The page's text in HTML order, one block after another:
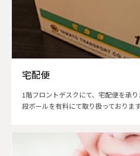
宅配便
1階フロントデスクにて、宅配便を承
段ボールを有料にて取り扱っております